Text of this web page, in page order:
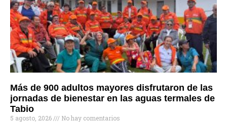
Más de 900 adultos mayores disfrutaron de las
jornadas de bienestar en las aguas termales de
Tabio
5 agosto, 2026 No hay comentarios